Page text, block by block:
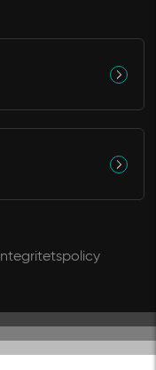
Integritetspolicy